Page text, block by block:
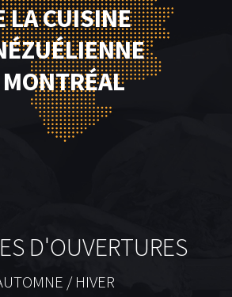
LA CUISINE
D'OUVERTURES
/ HIVER